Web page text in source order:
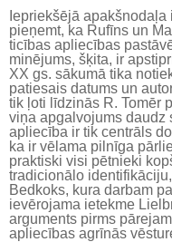
Iepriekšējā
pieņemt, ka Rufīns un
ticības apliecības
minējums, šķita, ir
XX gs. sākumā tika
patiesais datums un
tik ļoti līdzinās R. Tomēr
viņa apgalvojums daudz
apliecība ir tik centrāls
ka ir vēlama pilnīga
praktiski visi pētnieki
tradicionālo
Bedkoks, kura darbam
ievērojama ietekme
arguments pirms
apliecības agrīnās